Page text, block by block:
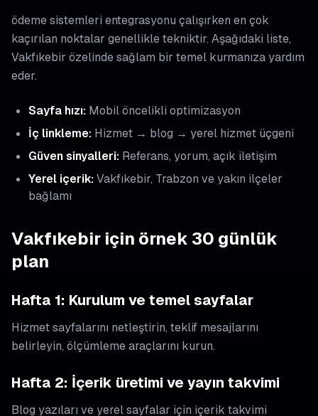
ödeme sistemleri entegrasyonu çalışırken en çok
kaçırılan noktalar genellikle tekniktir. Aşağıdaki liste,
Vakfıkebir özelinde sağlam bir temel kurmanıza yardım
eder.
Sayfa hızı: Mobil öncelikli optimizasyon
İç linkleme: Hizmet → blog → yerel hizmet üçgeni
Güven sinyalleri: Referans, yorum, açık iletişim
Yerel içerik:Vakfıkebir, Trabzon ve yakın ilçeler
bağlamı
Vakfıkebir için örnek 30 günlük
plan
Hafta 1: Kurulum ve temel sayfalar
Hizmet sayfalarını netleştirin, teklif mesajlarını
belirleyin, ölçümleme araçlarını kurun.
Hafta 2: İçerik üretimi ve yayın takvimi
Blog yazıları ve yerel sayfalar için içerik takvimi